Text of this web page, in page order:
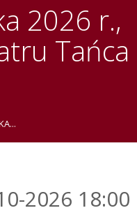
2026 r.,
Tańca
2026 18:00